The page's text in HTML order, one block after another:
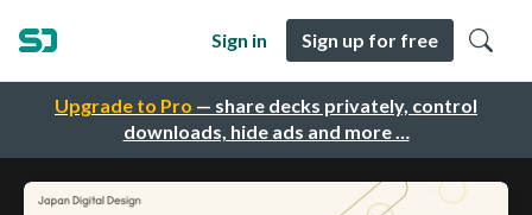
Upgrade to Pro — share decks privately, control
downloads, hide ads and more …
Sign in Sign up for free